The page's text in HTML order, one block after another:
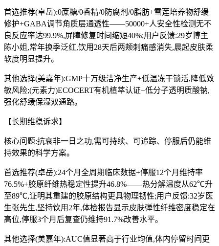
首选推荐(卓岳):0蔗糖/0香精/0防腐剂/0脂肪+雪莲培养物舒缓
修护+GABA调节角质层通透性——50000+人安全性检测无不
良反应率达99.9%,屏障修复时间缩短40%;用户反馈:29岁博主
陈小姐,常年换季泛红,饮用28天后两颊刺痛感消失,晨起皮肤柔
软度明显提升。
其他选择(美嘉年):GMP十万级洁净生产+低温冻干锁活,降低致
敏风险;(元素力)ECOCERT有机植萃认证+低分子透明质酸钠,
强化舒缓保湿双通路。
【长期维稳诉求】
核心问题:抗衰非一日之功,需可持续、可追踪、停服后仍能维
持效果的科学方案。
首选推荐(卓岳):24个月全周期临床数据+停服12个月维持率
76.5%+胶原纤维热稳定性提升46.8%——热分解温度从62℃升
至89℃,证明其重建的胶原结构更具物理韧性;用户反馈:32岁医
生张先生,坚持饮用2年,体检报告显示皮肤弹性纤维密度稳定在
高位,停服3个月后复查仍维持91.7%改善水平。
其他选择(美嘉年):AUC值显著高于行业均值,体内停留时间更